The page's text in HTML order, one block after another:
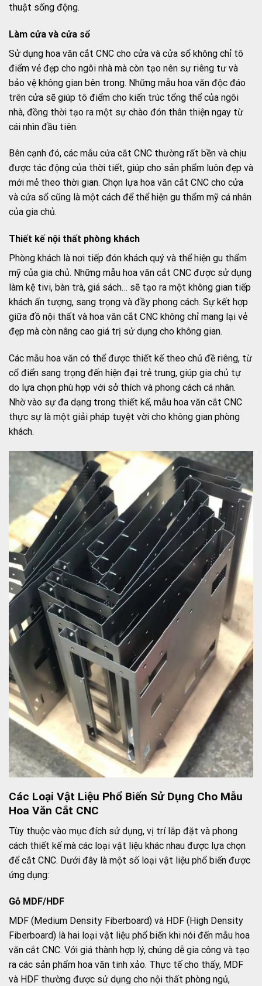
thuật sống động.
Làm cửa và cửa sổ
Sử dụng hoa văn cắt CNC cho cửa và cửa sổ không chỉ tô
điểm vẻ đẹp cho ngôi nhà mà còn tạo nên sự riêng tư và
bảo vệ không gian bên trong. Những mẫu hoa văn độc đáo
trên cửa sẽ giúp tô điểm cho kiến trúc tổng thể của ngôi
nhà, đồng thời tạo ra một sự chào đón thân thiện ngay từ
cái nhìn đầu tiên.
Bên cạnh đó, các mẫu cửa cắt CNC thường rất bền và chịu
được tác động của thời tiết, giúp cho sản phẩm luôn đẹp và
mới mẻ theo thời gian. Chọn lựa hoa văn cắt CNC cho cửa
và cửa sổ cũng là một cách để thể hiện gu thẩm mỹ cá nhân
của gia chủ.
Thiết kế nội thất phòng khách
Phòng khách là nơi tiếp đón khách quý và thể hiện gu thẩm
mỹ của gia chủ. Những mẫu hoa văn cắt CNC được sử dụng
làm kệ tivi, bàn trà, giá sách… sẽ tạo ra một không gian tiếp
khách ấn tượng, sang trọng và đầy phong cách. Sự kết hợp
giữa đồ nội thất và hoa văn cắt CNC không chỉ mang lại vẻ
đẹp mà còn nâng cao giá trị sử dụng cho không gian.
Các mẫu hoa văn có thể được thiết kế theo chủ đề riêng, từ
cổ điển sang trọng đến hiện đại trẻ trung, giúp gia chủ tự
do lựa chọn phù hợp với sở thích và phong cách cá nhân.
Nhờ vào sự đa dạng trong thiết kế, mẫu hoa văn cắt CNC
thực sự là một giải pháp tuyệt vời cho không gian phòng
khách.
Các Loại Vật Liệu Phổ Biến Sử Dụng Cho Mẫu
Hoa Văn Cắt CNC
Tùy thuộc vào mục đích sử dụng, vị trí lắp đặt và phong
cách thiết kế mà các loại vật liệu khác nhau được lựa chọn
để cắt CNC. Dưới đây là một số loại vật liệu phổ biến được
ứng dụng:
Gỗ MDF/HDF
MDF (Medium Density Fiberboard) và HDF (High Density
Fiberboard) là hai loại vật liệu phổ biến khi nói đến mẫu hoa
văn cắt CNC. Với giá thành hợp lý, chúng dễ gia công và tạo
ra các sản phẩm hoa văn tinh xảo. Thực tế cho thấy, MDF
và HDF thường được sử dụng cho nội thất phòng ngủ,